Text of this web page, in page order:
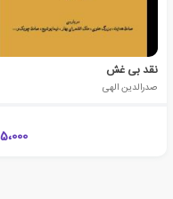
نقد بی غش
صدرالدین الهی